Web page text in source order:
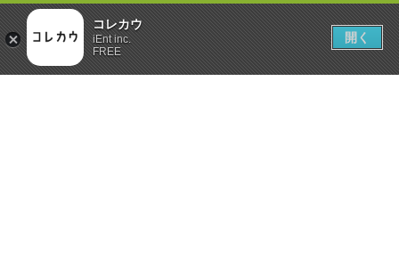
コレカウ
iEnt inc.
FREE
開く